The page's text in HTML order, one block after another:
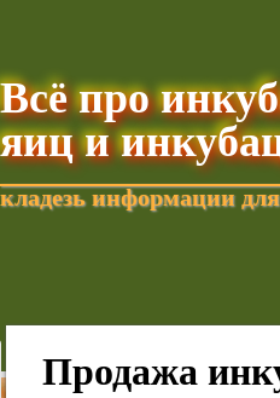
Всё про
яиц и
кладезь информации
Добавить
Продажа